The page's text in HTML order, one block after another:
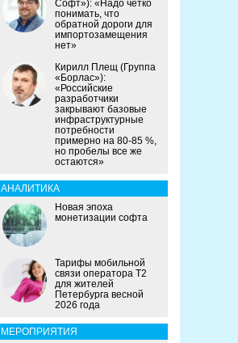
Софт»): «Надо четко
понимать, что
обратной дороги для
импортозамещения
нет»
Кирилл Плещ (Группа
«Борлас»):
«Российские
разработчики
закрывают базовые
инфраструктурные
потребности
примерно на 80-85 %,
но пробелы все же
остаются»
АНАЛИТИКА
Новая эпоха
монетизации софта
Тарифы мобильной
связи оператора Т2
для жителей
Петербурга весной
2026 года
МЕРОПРИЯТИЯ